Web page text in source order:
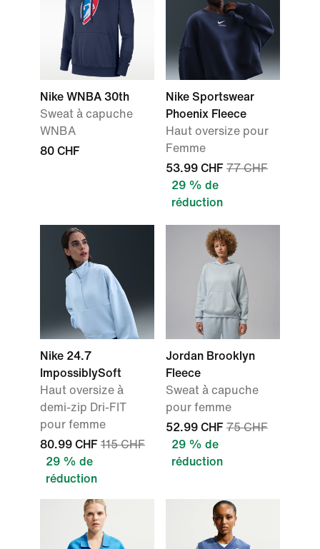
Nike WNBA 30th
Sweat à capuche
WNBA
80 CHF
Nike Sportswear
Phoenix Fleece
Haut oversize pour
Femme
53.99 CHF 77 CHF
29 % de
réduction
Nike 24.7
ImpossiblySoft
Haut oversize à
demi-zip Dri-FIT
pour femme
80.99 CHF 115 CHF
29 % de
réduction
Jordan Brooklyn
Fleece
Sweat à capuche
pour femme
52.99 CHF 75 CHF
29 % de
réduction